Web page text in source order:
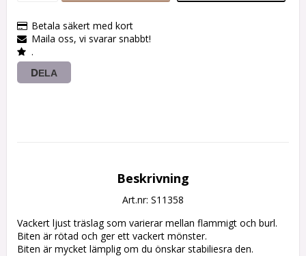
Betala säkert med kort
Maila oss, vi svarar snabbt!
.
DELA
Beskrivning
Art.nr: S11358
Vackert ljust träslag som varierar mellan flammigt och burl.
Biten är rötad och ger ett vackert mönster.
Biten är mycket lämplig om du önskar stabiliesra den.